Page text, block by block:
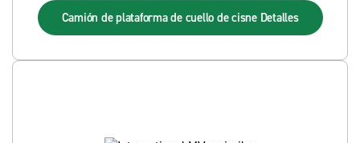
Camión de plataforma de cuello de cisne Detalles